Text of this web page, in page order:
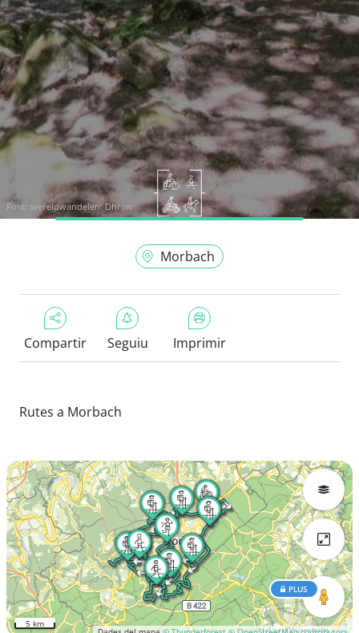
Font: wereldwandelen: Dhron
Morbach
Compartir Seguiu Imprimir
Rutes a Morbach
PLUS
5 km